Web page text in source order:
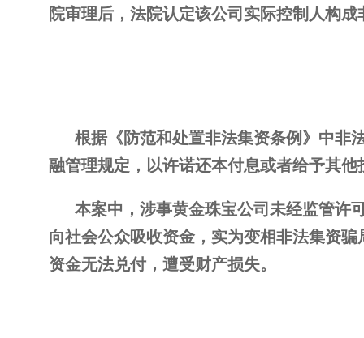
院审理后，法院认定该公司实际控制人构
根据《防范和处置非法集资条例》中非
融管理规定，以许诺还本付息或者给予其
本案中，涉事黄金珠宝公司未经监管许
向社会公众吸收资金，实为变相非法集资
资金无法兑付，遭受财产损失。